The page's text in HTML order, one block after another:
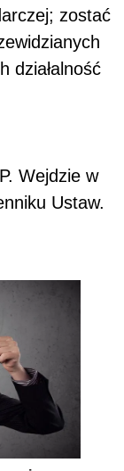
zostać
działalność
Wejdzie w
Ustaw.